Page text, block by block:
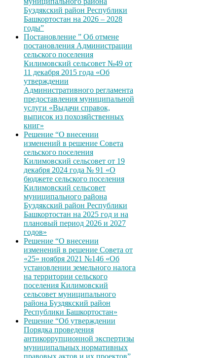
Буздякский район Республики
Башкортостан на 2026 – 2028
годы”
Постановление ” Об отмене
постановления Администрации
сельского поселения
Килимовский сельсовет №49 от
11 декабря 2015 года «Об
утверждении
Административного регламента
предоставления муниципальной
услуги «Выдачи справок,
выписок из похозяйственных
книг»
Решение “О внесении
изменений в решение Совета
сельского поселения
Килимовский сельсовет от 19
декабря 2024 года № 91 «О
бюджете сельского поселения
Килимовский сельсовет
муниципального района
Буздякский район Республики
Башкортостан на 2025 год и на
плановый период 2026 и 2027
годов»
Решение “О внесении
изменений в решение Совета от
«25» ноября 2021 №146 «Об
установлении земельного налога
на территории сельского
поселения Килимовский
сельсовет муниципального
района Буздякский район
Республики Башкортостан»
Решение “Об утверждении
Порядка проведения
антикоррупционной экспертизы
муниципальных нормативных